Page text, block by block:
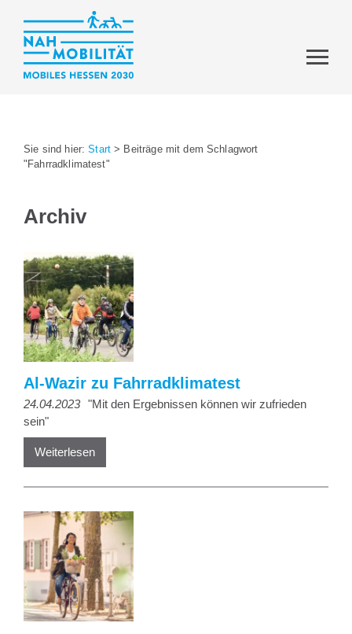
Sie sind hier:Start > Beiträge mit dem Schlagwort
"Fahrradklimatest"
Archiv
Al-Wazir zu Fahrradklimatest
24.04.2023 "Mit den Ergebnissen können wir zufrieden
sein"
Weiterlesen